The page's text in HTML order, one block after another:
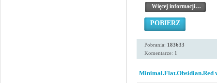
Więcej informacji…
POBIERZ
Pobrania: 183633
Komentarze: 1
Minimal.Flat.Obsidian.Red